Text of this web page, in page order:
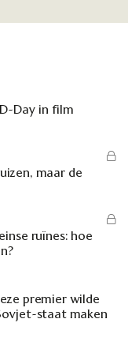
Day in film
maar de
ruïnes: hoe
premier wilde
staat maken